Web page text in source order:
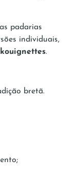
padarias
individuais,
kouignettes.
bretã.